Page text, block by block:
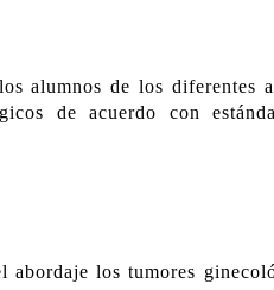
alumnos de los diferentes
de acuerdo con
abordaje los tumores